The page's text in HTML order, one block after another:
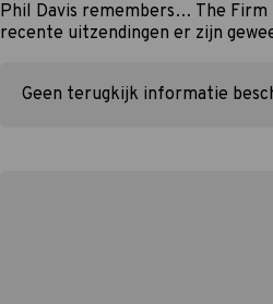
Phil Davis remembers… The
recente uitzendingen er zijn
Geen terugkijk informatie